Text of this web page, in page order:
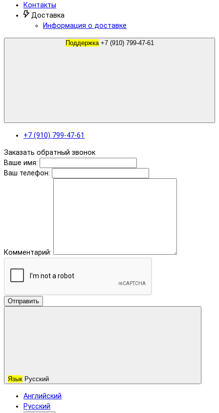
Контакты
Доставка
Информация о доставке
Поддержка +7 (910) 799-47-61
+7 (910) 799-47-61
Заказать обратный звонок
Ваше имя:
Ваш телефон:
Комментарий:
Отправить
Язык Русский
Английский
Русский